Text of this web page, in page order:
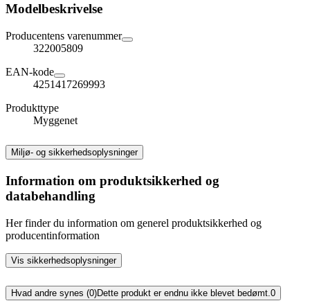
Modelbeskrivelse
Producentens varenummer
322005809
EAN-kode
4251417269993
Produkttype
Myggenet
Miljø- og sikkerhedsoplysninger
Information om produktsikkerhed og
databehandling
Her finder du information om generel produktsikkerhed og
producentinformation
Vis sikkerhedsoplysninger
Hvad andre synes (0)Dette produkt er endnu ikke blevet bedømt. 0